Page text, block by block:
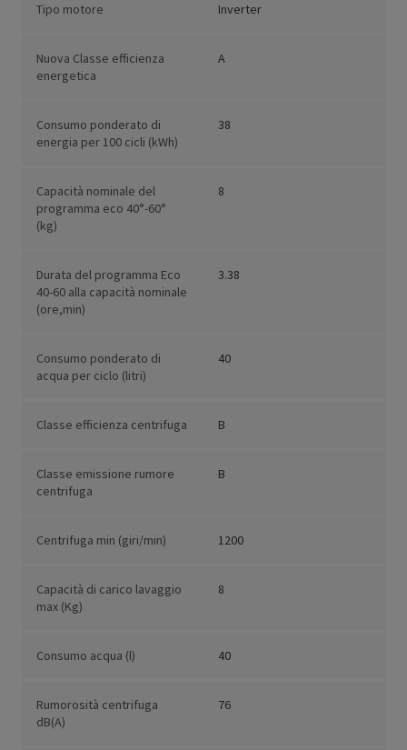
Tipo motore Inverter
Nuova Classe efficienza
energetica
A
Consumo ponderato di
energia per 100 cicli (kWh)
38
Capacità nominale del
programma eco 40°-60°
(kg)
8
Durata del programma Eco
40-60 alla capacità nominale
(ore,min)
3.38
Consumo ponderato di
acqua per ciclo (litri)
40
Classe efficienza centrifuga B
Classe emissione rumore
centrifuga
B
Centrifuga min (giri/min) 1200
Capacità di carico lavaggio
max (Kg)
8
Consumo acqua (l) 40
Rumorosità centrifuga
dB(A)
76